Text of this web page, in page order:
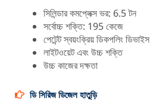
সিলিন্ডার কমপ্লেক্স ভর: 6.5 টন
সর্বোচ্চ শক্তি: 195 কেজে
পেটেন্ট স্বয়ংক্রিয় ডিকপলিং ডিভাইস
লাইটওয়েট এবং উচ্চ শক্তি
উচ্চ কাজের দক্ষতা
ডি সিরিজ ডিজেল হাতুড়ি